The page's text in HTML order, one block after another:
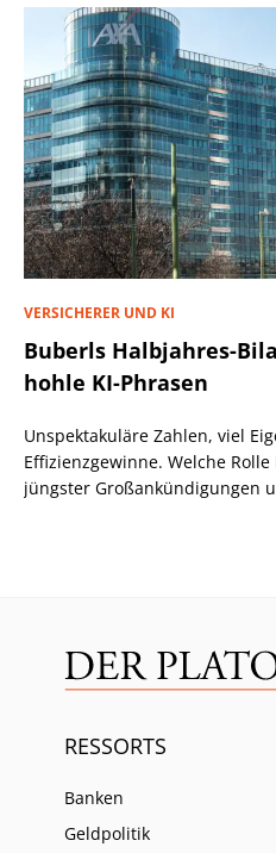
VERSICHERER UND KI
Buberls Halbjahres-
hohle KI-Phrasen
Unspektakuläre Zahlen, viel
Effizienzgewinne. Welche
jüngster Großankündigungen
RESSORTS
Banken
Geldpolitik